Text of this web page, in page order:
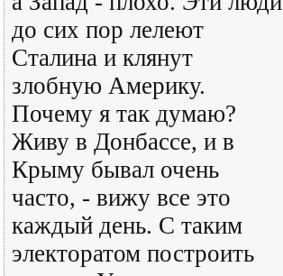
до сих пор лелеют
Сталина и клянут
злобную Америку.
Почему я так думаю?
Живу в Донбассе, и в
Крыму бывал очень
часто, - вижу все это
каждый день. С таким
электоратом построить